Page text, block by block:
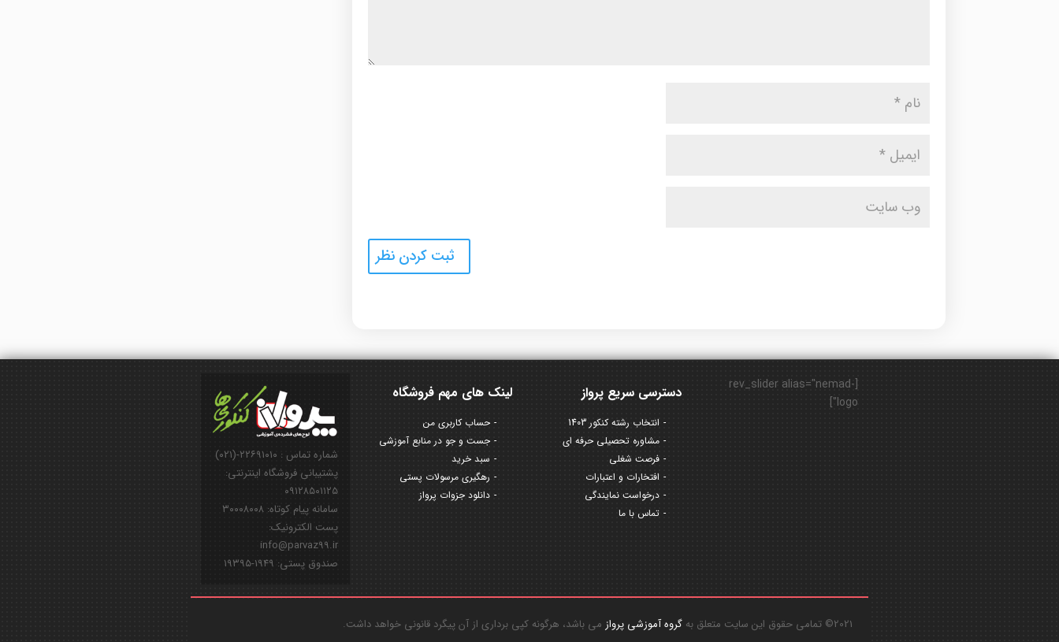
شماره تماس : ۲۲۶۹۱۰۱۰-(۰۲۱)
پشتیبانی فروشگاه اینترنتی:
۰۹۱۲۸۵۰۱۱۲۵
سامانه پیام کوتاه: ۳۰۰۰۸۰۰۸
پست الکترونیک:
info@parvaz99.ir
صندوق پستی: ۱۹۴۹-۱۹۳۹۵
لینک های مهم فروشگاه
حساب کاربری من
جست و جو در منابع آموزشی
سبد خرید
رهگیری مرسولات پستی
دانلود جزوات پرواز
دسترسی سریع پرواز
انتخاب رشته کنکور 1403
مشاوره تحصیلی حرفه ای
فرصت شغلی
افتخارات و اعتبارات
درخواست نمایندگی
تماس با ما
[rev_slider alias="nemad-
logo"]
2021© تمامی حقوق این سایت متعلق به گروه آموزشی پرواز می باشد، هرگونه کپی برداری از آن پیگرد قانونی خواهد داشت.